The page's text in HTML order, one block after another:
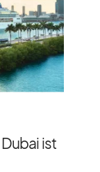
ist